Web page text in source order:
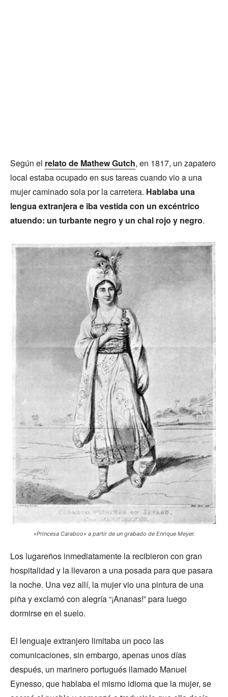
Según el relato de Mathew Gutch, en 1817, un zapatero
local estaba ocupado en sus tareas cuando vio a una
mujer caminado sola por la carretera. Hablaba una
lengua extranjera e iba vestida con un excéntrico
atuendo: un turbante negro y un chal rojo y negro.
«Princesa Caraboo» a partir de un grabado de Enrique Meyer.
Los lugareños inmediatamente la recibieron con gran
hospitalidad y la llevaron a una posada para que pasara
la noche. Una vez allí, la mujer vio una pintura de una
piña y exclamó con alegría “¡Ananas!” para luego
dormirse en el suelo.
El lenguaje extranjero limitaba un poco las
comunicaciones, sin embargo, apenas unos días
después, un marinero portugués llamado Manuel
Eynesso, que hablaba el mismo idioma que la mujer, se